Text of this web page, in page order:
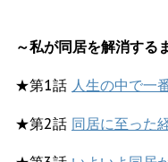
～私が同居を解消する
★第1話 人生の中で一
★第2話 同居に至った